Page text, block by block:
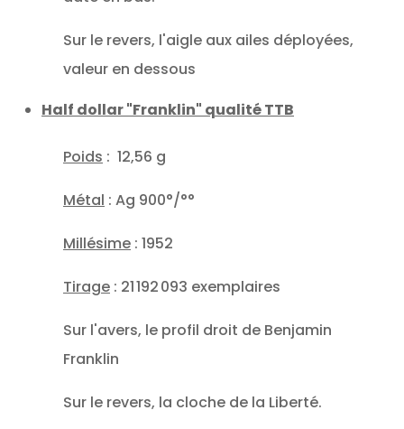
Sur le revers, l'aigle aux ailes déployées,
valeur en dessous
Half dollar "Franklin" qualité TTB
Poids : 12,56 g
Métal : Ag 900°/°°
Millésime : 1952
Tirage : 21 192 093 exemplaires
Sur l'avers, le profil droit de Benjamin
Franklin
Sur le revers, la cloche de la Liberté.